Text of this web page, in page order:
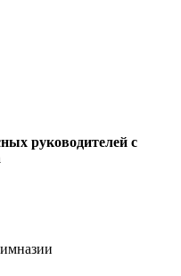
руководителей с